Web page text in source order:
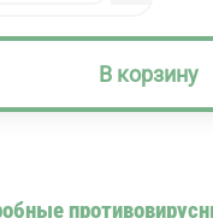
В корзину